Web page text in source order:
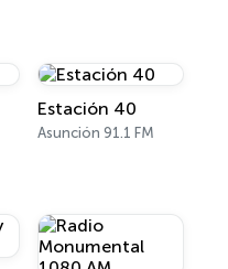
Estación 40
Asunción 91.1 FM